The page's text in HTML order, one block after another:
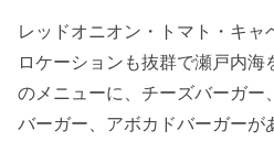
レッドオニオン・トマト・キャ
ロケーションも抜群で瀬戸内
のメニューに、チーズバーガー
バーガー、アボカドバーガーが